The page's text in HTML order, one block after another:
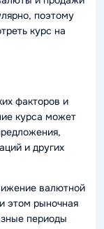
поэтому
курс на
факторов и
курса может
и других
валютной
этом рыночная
периоды